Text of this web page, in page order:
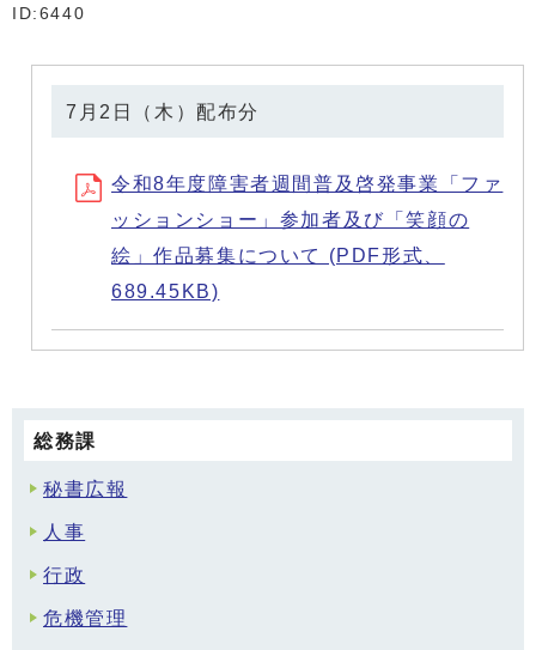
ID:6440
7月2日（木）配布分
令和8年度障害者週間普及啓発事業「ファ
ッションショー」参加者及び「笑顔の
絵」作品募集について (PDF形式、
689.45KB)
総務課
秘書広報
人事
行政
危機管理